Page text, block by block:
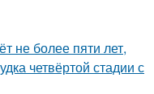
не более пяти лет,
четвёртой стадии с